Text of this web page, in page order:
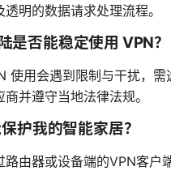
明的数据请求处理流程。
是否能稳定使用 VPN？
使用会遇到限制与干扰，需
并遵守当地法律法规。
护我的智能家居？
由器或设备端的VPN客户